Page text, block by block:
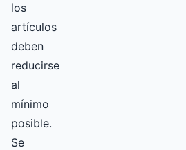
los
artículos
deben
reducirse
al
mínimo
posible.
Se